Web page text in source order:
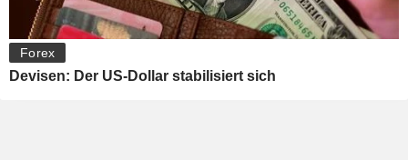
Forex
Devisen: Der US-Dollar stabilisiert sich